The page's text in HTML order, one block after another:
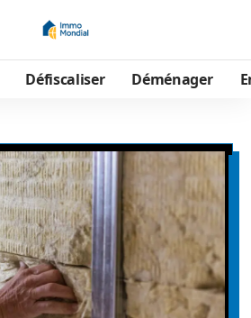
Défiscaliser Déménager